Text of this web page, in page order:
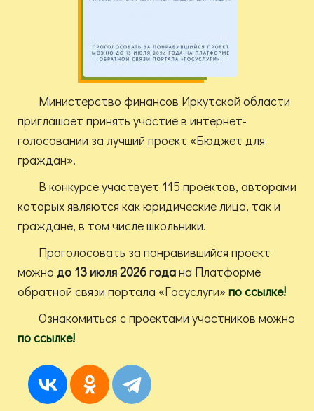
Министерство финансов Иркутской области
приглашает принять участие в интернет-
голосовании за лучший проект «Бюджет для
граждан».
В конкурсе участвует 115 проектов, авторами
которых являются как юридические лица, так и
граждане, в том числе школьники.
Проголосовать за понравившийся проект
можно до 13 июля 2026 годана Платформе
обратной связи портала «Госуслуги» по ссылке!
Ознакомиться с проектами участников можно
по ссылке!